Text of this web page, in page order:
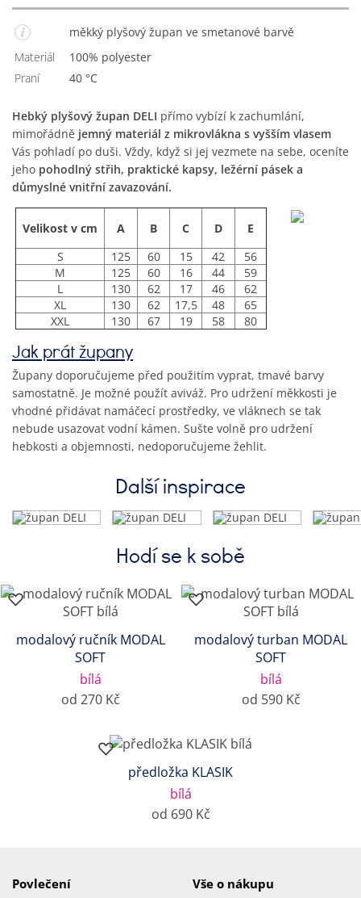
měkký plyšový župan ve smetanové barvě
Materiál
100% polyester
Praní
40 °C
Hebký plyšový župan DELI přímo vybízí k zachumlání,
mimořádně jemný materiál z mikrovlákna s vyšším vlasem
Vás pohladí po duši. Vždy, když si jej vezmete na sebe, oceníte
jeho pohodlný střih, praktické kapsy, ležérní pásek a
důmyslné vnitřní zavazování.
Velikost v cm A B C D
E
S
125 60 15 42
56
M
125 60 16 44
59
L
130 62 17 46
62
XL
130 62 17,5 48
65
XXL
130 67 19 58 80
Jak prát župany
Župany doporučujeme před použitím vyprat, tmavé barvy
samostatně. Je možné použít aviváž. Pro udržení měkkosti je
vhodné přidávat namáčecí prostředky, ve vláknech se tak
nebude usazovat vodní kámen. Sušte volně pro udržení
hebkosti a objemnosti, nedoporučujeme žehlit.
Další inspirace
Hodí se k sobě
modalový ručník MODAL
SOFT
bílá
od 270 Kč
modalový turban MODAL
SOFT
bílá
od 590 Kč
předložka KLASIK
bílá
od 690 Kč
Povlečení Vše o nákupu